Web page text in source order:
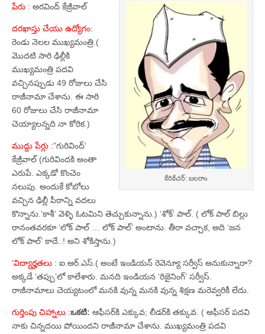
కేరికేచర్: బలరాం
పేరు : అరవింద్‌ కేజ్రీవాల్‌
దరఖాస్తు చేయు ఉద్యోగం:
రెండు నెలల ముఖ్యమంత్రి.(
మొదటి సారి ఢిల్లీకి
ముఖ్యమంత్రి పదవి
వచ్చినప్పుడు 49 రోజులు చేసి
రాజీనామా చేశాను. ఈ సారి
60 రోజులు చేసి రాజీనామా
చెయ్యాలన్నది నా కోరిక.)
ముద్దు పేర్లు :”గురివింద్‌’
కేజ్రీవాల్‌ (గురివిందకి అంతా
ఎరుపే. ఎక్కడో కొంచెం
నలుపు. అందుకే కోబోలు
వచ్చిన ఢిల్లీ పీఠాన్ని వదలు
కొన్నాను.’కాశీ’ వెళ్ళి ఓటమిని తెచ్చుకున్నాను.) ‘శోక్‌’ పాల్‌. ( లోక్‌ పాల్‌ బిల్లు
రానంతవరకూ ‘లోక్‌ పాల్‌ … లోక్‌ పాల్‌’ అంటాను. తీరా వచ్చాక, అది ‘జన
లోక్‌ పాల్‌’ కాదే..! అని శోకిస్తాను.)
‘విద్యార్హతలు : ఐ.ఆర్‌.ఎస్‌.( అంటే ఇండియన్‌ రెవెన్యూ సర్వీస్‌ అనుకున్నారా?
అక్కడే ‘తప్పు’లో కాలేశారు. మనది ఇండియన ‘రిజైనింగ్‌’ సర్వీస్‌.
రాజీనామాలు చెయ్యటంలో మనకి వున్న మనకి వున్న శిక్షణ మరెవ్వరికీ లేదు.
గుర్తింపు చిహ్నాలు :ఒకటి: ఆఫీసర్‌కి ఎక్కువ; లీడర్‌కి తక్కువ. ( ఆఫీసర్‌ పదవి
నాకు చిన్నదయి పోయిందని రాజీనామా చేశాను. ముఖ్యమంత్రి పదవి